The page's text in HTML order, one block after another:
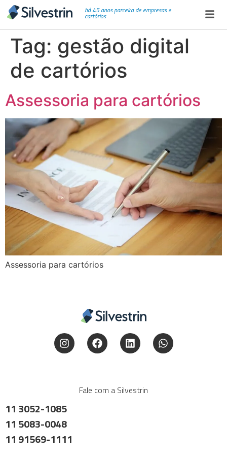
há 45 anos parceira de empresas e
cartórios
Tag: gestão digital
de cartórios
Assessoria para cartórios
Assessoria para cartórios
Fale com a Silvestrin
11 3052-1085
11 5083-0048
11 91569-1111